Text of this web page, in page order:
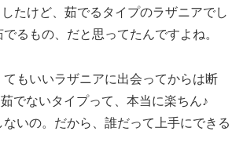
たけど、茹でるタイプのラザニアでし
るもの、だと思ってたんですよね。
てもいいラザニアに出会ってからは断
でないタイプって、本当に楽ちん♪
いの。だから、誰だって上手にできる